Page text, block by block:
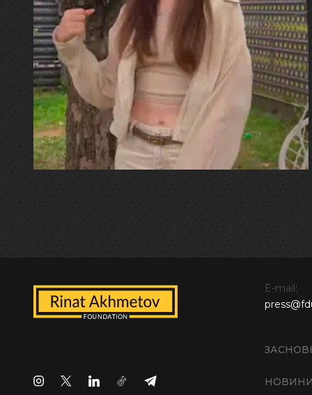
30.07.2026
Калина, Дарина та Віра Папроцькі
"Хвиля була, як від моря,
прозора і велика… Я ледве
встигла схопити племінницю"
E-mail: